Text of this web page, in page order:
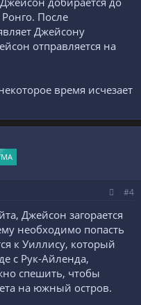
После
Джейсону
отправляется на
время исчезает
#4
Джейсон загорается
необходимо попасть
к Уиллису, который
с Рук-Айленда,
спешить, чтобы
на южный остров.